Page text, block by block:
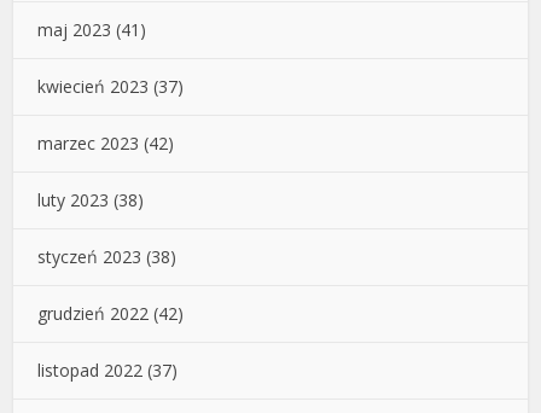
maj 2023 (41)
kwiecień 2023 (37)
marzec 2023 (42)
luty 2023 (38)
styczeń 2023 (38)
grudzień 2022 (42)
listopad 2022 (37)